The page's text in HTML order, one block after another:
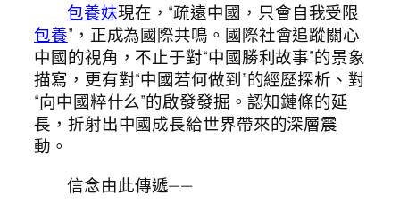
包養妹現在，“疏遠中國，只會自我受限
包養”，正成為國際共鳴。國際社會追蹤關心
中國的視角，不止于對“中國勝利故事”的景象
描寫，更有對“中國若何做到”的經歷探析、對
“向中國粹什么”的啟發發掘。認知鏈條的延
長，折射出中國成長給世界帶來的深層震
動。
信念由此傳遞——